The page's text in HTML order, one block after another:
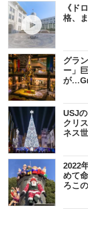
《ド
格、
グラ
ー」
が
USJ
クリ
ネス
2022
めて
ろこ